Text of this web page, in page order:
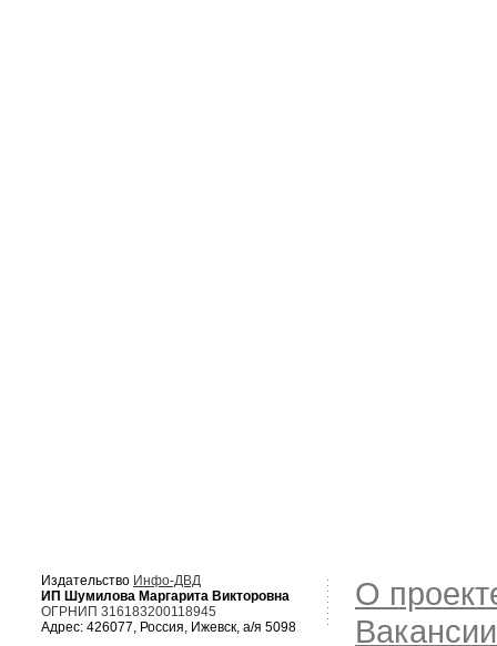
Издательство Инфо-ДВД
ИП Шумилова Маргарита Викторовна
ОГРНИП 316183200118945
Адрес: 426077, Россия, Ижевск, а/я 5098
О
Вакансии